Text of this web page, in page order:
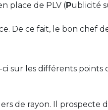
place de PLV (Publicité
De ce fait, le bon chef
sur les différents points
de rayon. Il